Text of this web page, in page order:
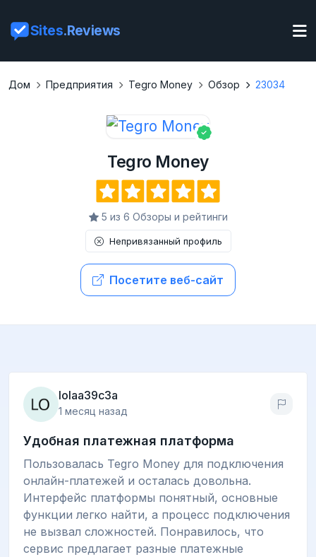
Sites.Reviews
Дом Предприятия Tegro Money Обзор 23034
Tegro Money
5 из 6 Обзоры и рейтинги
Непривязанный профиль
Посетите веб-сайт
lolaa39c3a
1 месяц назад
Удобная платежная платформа
Пользовалась Tegro Money для подключения
онлайн-платежей и осталась довольна.
Интерфейс платформы понятный, основные
функции легко найти, а процесс подключения
не вызвал сложностей. Понравилось, что
сервис предлагает разные платежные